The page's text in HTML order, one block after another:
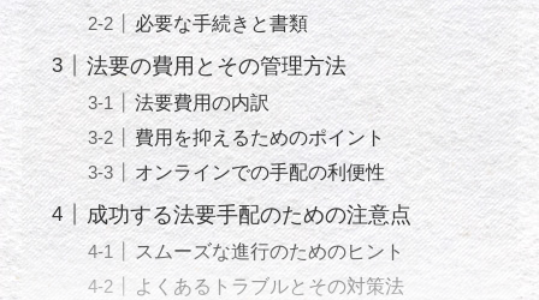
必要な手続きと書類
法要の費用とその管理方法
法要費用の内訳
費用を抑えるためのポイント
オンラインでの手配の利便性
成功する法要手配のための注意点
スムーズな進行のためのヒント
よくあるトラブルとその対策法